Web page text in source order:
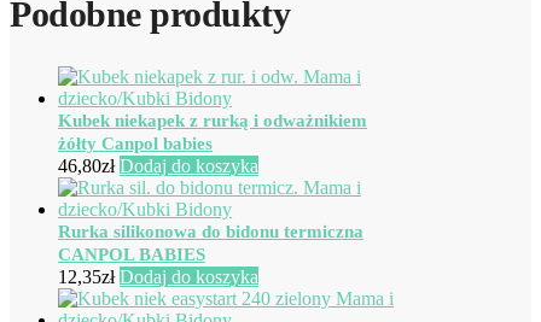
Podobne produkty
Kubek niekapek z rurką i odważnikiem
żółty Canpol babies
46,80zł Dodaj do koszyka
Rurka silikonowa do bidonu termiczna
CANPOL BABIES
12,35zł Dodaj do koszyka